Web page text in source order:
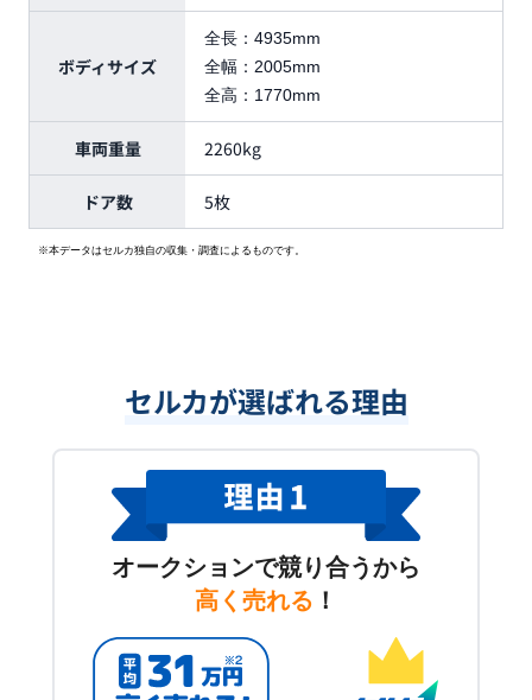
ボディサイズ
全長： 4935mm
全幅： 2005mm
全高： 1770mm
車両重量 2260kg
ドア数 5枚
※本データはセルカ独自の収集・調査によるものです。
セルカが選ばれる理由
オークションで競り合うから
高く売れる ！